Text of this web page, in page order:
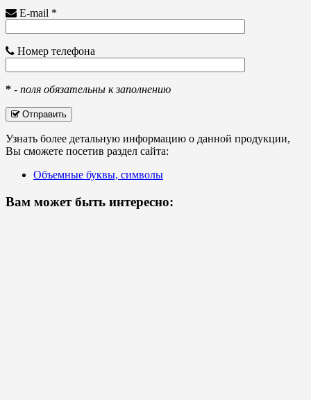
E-mail *
Номер телефона
* - поля обязательны к заполнению
Отправить
Узнать более детальную информацию о данной продукции,
Вы сможете посетив раздел сайта:
Объемные буквы, символы
Вам может быть интересно: